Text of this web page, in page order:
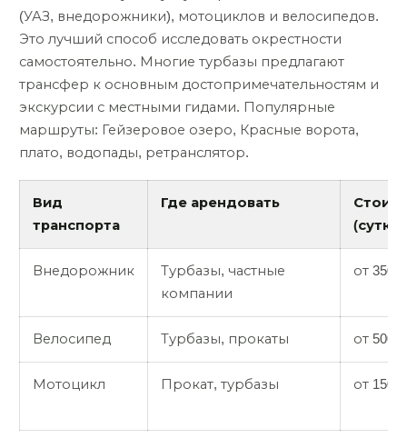
(УАЗ, внедорожники), мотоциклов и велосипедов.
Это лучший способ исследовать окрестности
самостоятельно. Многие турбазы предлагают
трансфер к основным достопримечательностям и
экскурсии с местными гидами. Популярные
маршруты: Гейзеровое озеро, Красные ворота,
плато, водопады, ретранслятор.
Вид
транспорта
Где арендовать
(сутки)
Внедорожник
Турбазы, частные
компании
от
Велосипед Турбазы, прокаты от 500
Мотоцикл Прокат, турбазы от